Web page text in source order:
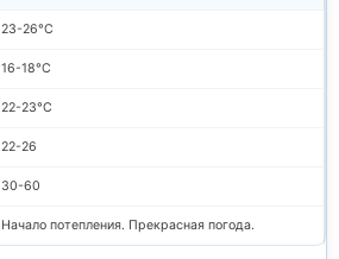
23-26°C
16-18°C
22-23°C
22-26
30-60
Начало потепления. Прекрасная погода.